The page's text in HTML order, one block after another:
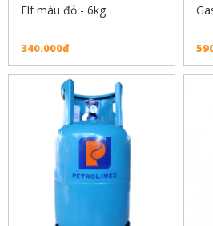
Elf màu đỏ - 6kg
340.000đ